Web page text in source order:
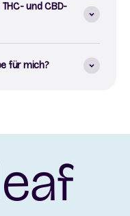
und CBD-
für mich?